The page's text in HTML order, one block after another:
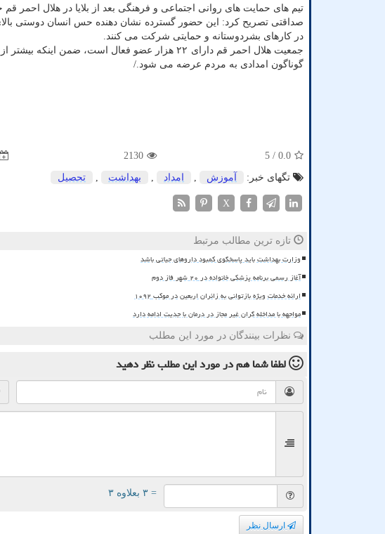
تیم های حمایت های روانی اجتماعی و فرهنگی بعد از بلایا در هلال احمر قم
صداقتی تصریح کرد: این حضور گسترده نشان دهنده حس انسان دوستی
در کارهای بشردوستانه و حمایتی شرکت می کنند.
جمعیت هلال احمر قم دارای ۲۲ هزار عضو فعال است، ضمن اینکه بیشتر از ۱۰۶ خانه هلال در سطح این استان وجود دارد که در آنان
گوناگون امدادی به مردم عرضه می شود./
0.0
/ 5
2130
تگهای خبر:
آموزش امداد بهداشت تحصیل
X
تازه ترین مطالب مرتبط
وزارت بهداشت باید پاسخگوی کمبود داروهای حیاتی باشد
آغاز رسمی برنامه پزشکی خانواده در ۲۰ شهر فاز دوم
ارائه خدمات ویژه بازتوانی به زائران اربعین در موکب ۱۰۹۲
مواجهه با مداخله گران غیر مجاز در درمان با جدیت ادامه دارد
نظرات بینندگان در مورد این مطلب
لطفا شما همدر مورد این مطلبنظر دهید
= ۳ بعلاوه ۳
ارسال نظر